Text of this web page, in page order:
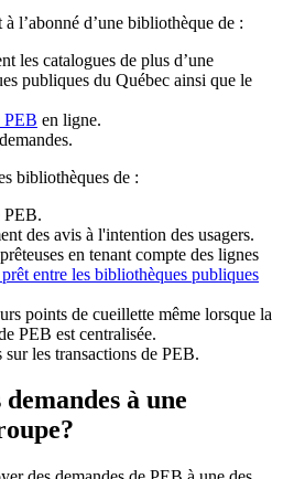
l’abonné d’une bibliothèque de :
les catalogues de plus d’une
publiques du Québec ainsi que le
PEB en ligne.
bibliothèques de :
PEB.
des avis à l'intention des usagers.
en tenant compte des lignes
entre les bibliothèques publiques
points de cueillette même lorsque la
PEB est centralisée.
les transactions de PEB.
à une